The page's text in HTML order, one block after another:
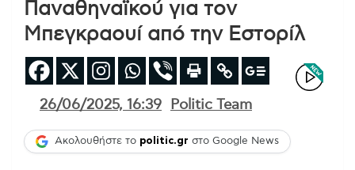
Παναθηναϊκού για τον
Μπεγκραουί από την Εστορίλ
26/06/2025, 16:39 Politic Team
Ακολουθήστε το politic.gr στο Google News